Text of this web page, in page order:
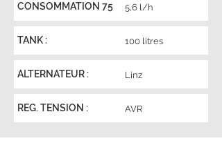
CONSOMMATION 75 5,6 l/h
TANK : 100 litres
ALTERNATEUR : Linz
REG. TENSION : AVR